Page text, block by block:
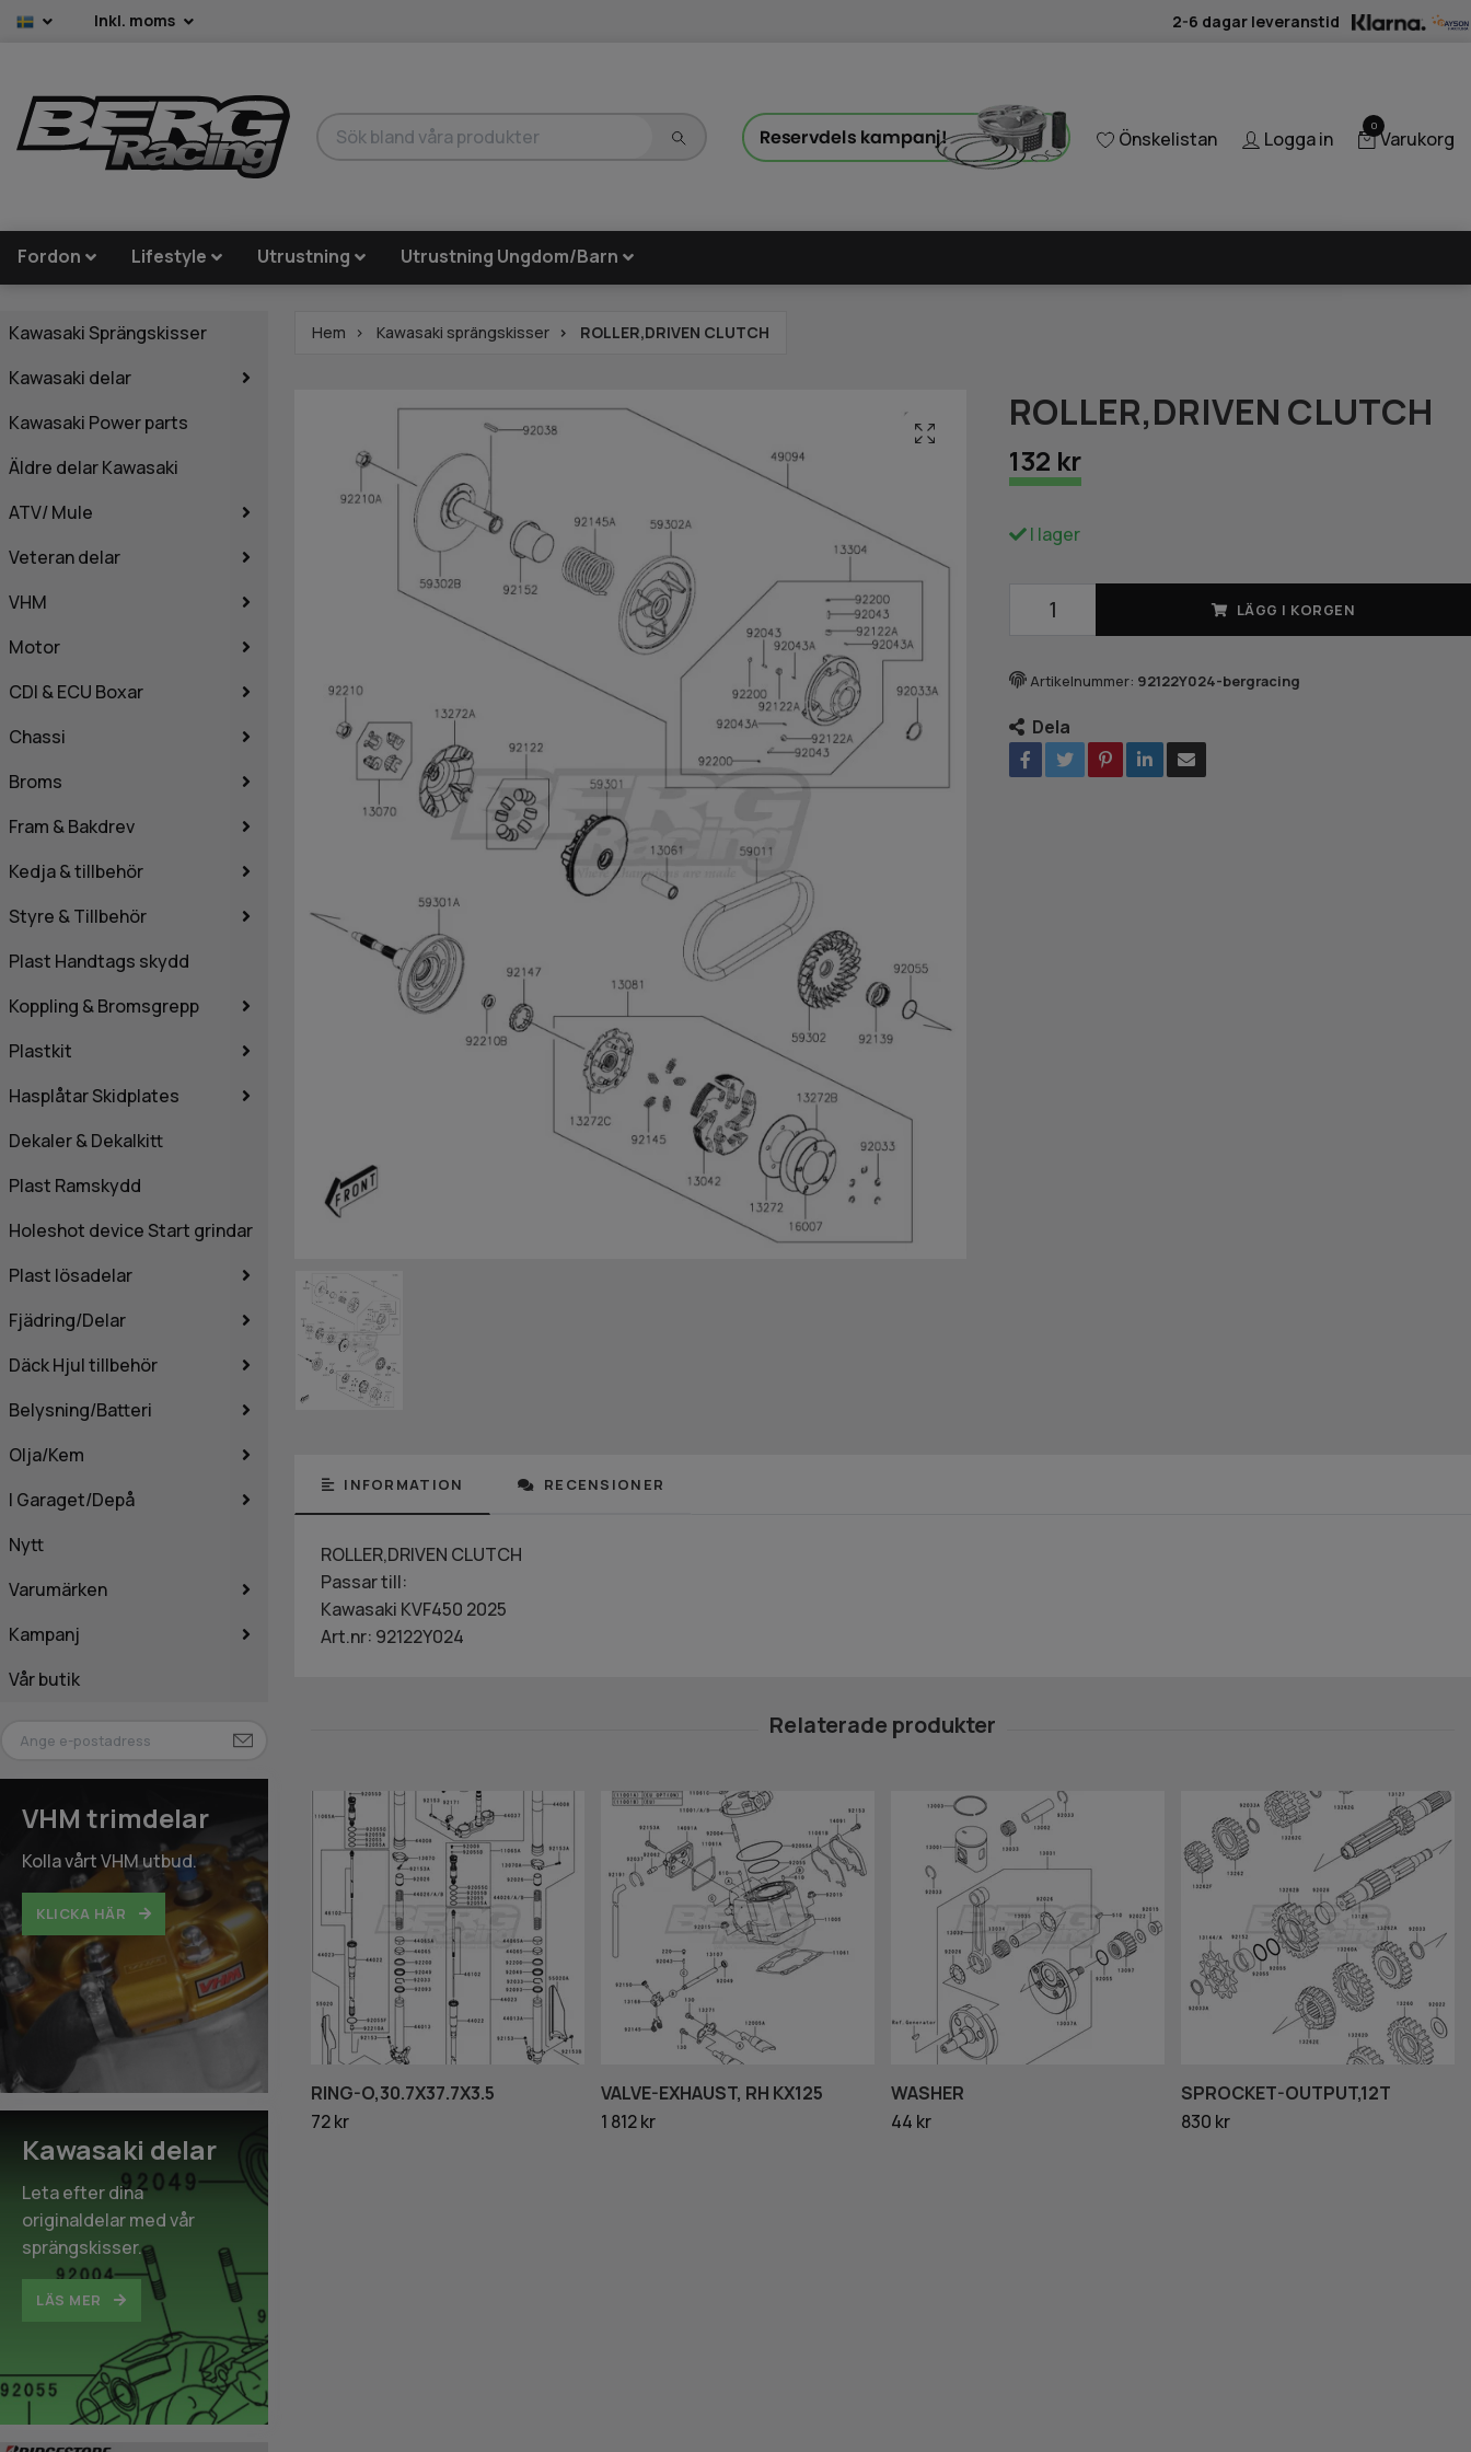
Inkl. moms 2-6 dagar leveranstid
Önskelistan Logga in
0
Varukorg
Fordon Lifestyle Utrustning Utrustning Ungdom/Barn
Kawasaki Sprängskisser
Kawasaki delar
Kawasaki Power parts
Äldre delar Kawasaki
ATV/ Mule
Veteran delar
VHM
Motor
CDI & ECU Boxar
Chassi
Broms
Fram & Bakdrev
Kedja & tillbehör
Styre & Tillbehör
Plast Handtags skydd
Koppling & Bromsgrepp
Plastkit
Hasplåtar Skidplates
Dekaler & Dekalkitt
Plast Ramskydd
Holeshot device Start grindar
Plast lösadelar
Fjädring/Delar
Däck Hjul tillbehör
Belysning/Batteri
Olja/Kem
I Garaget/Depå
Nytt
Varumärken
Kampanj
Vår butik
VHM trimdelar
Kolla vårt VHM utbud.
KLICKA HÄR
Kawasaki delar
Leta efter dina
originaldelar med vår
sprängskisser.
LÄS MER
Hem Kawasaki sprängskisser ROLLER,DRIVEN CLUTCH
ROLLER,DRIVEN CLUTCH
132 kr
I lager
LÄGG I KORGEN
Artikelnummer: 92122Y024-bergracing
Dela
INFORMATION RECENSIONER
ROLLER,DRIVEN CLUTCH
Passar till:
Kawasaki KVF450 2025
Art.nr: 92122Y024
RING-O,30.7X37.7X3.5
72 kr
VALVE-EXHAUST, RH KX125
1 812 kr
WASHER
44 kr
SPROCKET-OUTPUT,12T
830 kr